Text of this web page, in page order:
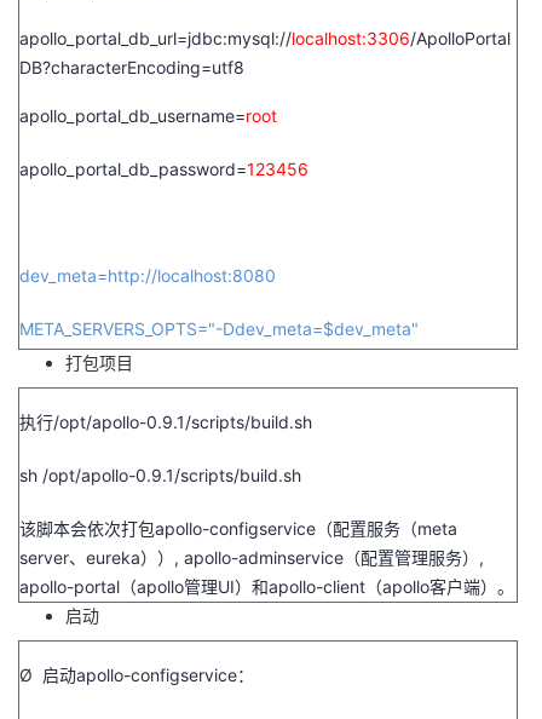
apollo_portal_db_url=jdbc:mysql://localhost:3306/ApolloPortal
DB?characterEncoding=utf8
apollo_portal_db_username=root
apollo_portal_db_password=123456
dev_meta=http://localhost:8080
META_SERVERS_OPTS="-Ddev_meta=$dev_meta"
打包项目
执行/opt/apollo-0.9.1/scripts/build.sh
sh /opt/apollo-0.9.1/scripts/build.sh
该脚本会依次打包apollo-configservice （配置服务（meta
server、 eureka）） , apollo-adminservice （配置管理服务） ,
apollo-portal （apollo管理UI）和apollo-client （apollo客户端）。
启动
Ø 启动apollo-configservice：